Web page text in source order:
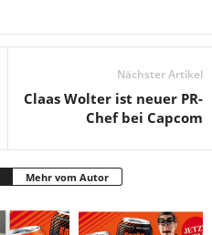
Nächster Artikel
Claas Wolter ist neuer PR-
Chef bei Capcom
Mehr vom Autor